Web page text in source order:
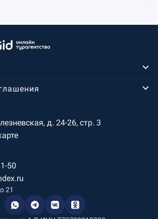
д. 24-26, стр. 3
50
21